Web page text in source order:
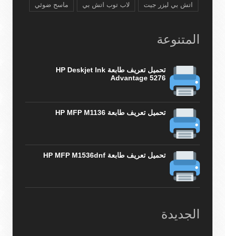
اتش بي ليزر جيت لاب توب اتش بي ماسح ضوئي
المتنوعة
تحميل تعريف طابعة HP Deskjet Ink
Advantage 5276
تحميل تعريف طابعة HP MFP M1136
تحميل تعريف طابعة HP MFP M1536dnf
الجديدة